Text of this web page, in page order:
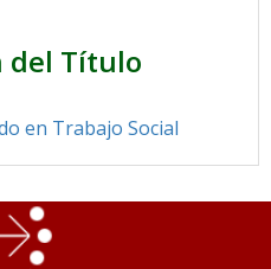
del Título
en Trabajo Social